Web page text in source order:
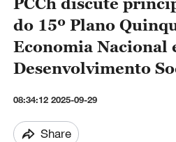
PCCh discute
do 15º Plano
Economia Nacional
Desenvolvimento
08:34:12 2025-09-29
Share